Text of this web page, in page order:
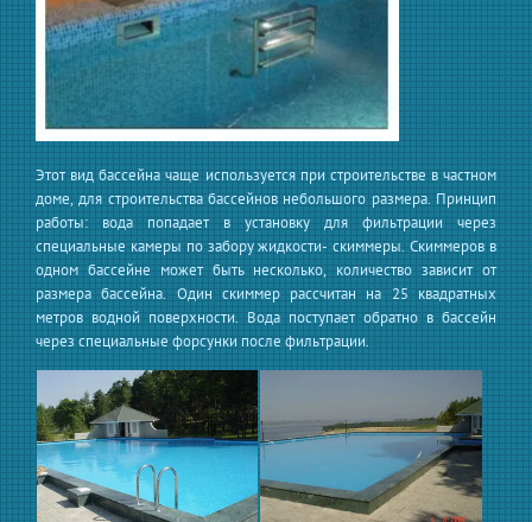
Этот вид бассейна чаще используется при строительстве в частном
доме, для строительства бассейнов небольшого размера. Принцип
работы: вода попадает в установку для фильтрации через
специальные камеры по забору жидкости- скиммеры. Скиммеров в
одном бассейне может быть несколько, количество зависит от
размера бассейна. Один скиммер рассчитан на 25 квадратных
метров водной поверхности. Вода поступает обратно в бассейн
через специальные форсунки после фильтрации.